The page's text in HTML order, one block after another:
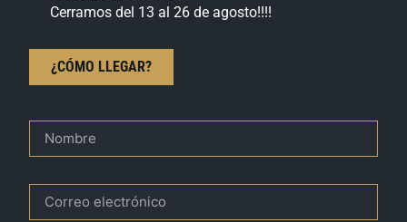
Cerramos del 13 al 26 de agosto!!!!
¿CÓMO LLEGAR?